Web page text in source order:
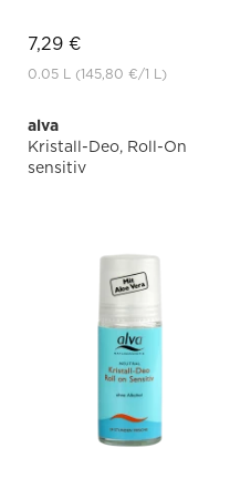
7,29 €
0.05 L (145,80 €/1 L)
alva
Kristall-Deo, Roll-On
sensitiv